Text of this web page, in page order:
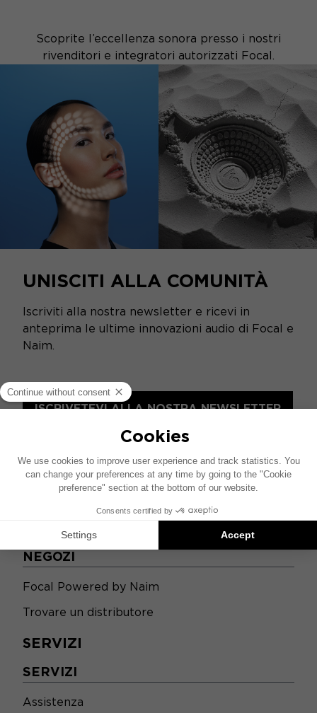
Scoprite l’eccellenza sonora presso i nostri
rivenditori e integratori autorizzati Focal.
UNISCITI ALLA COMUNITÀ
Iscriviti alla nostra newsletter e ricevi in
anteprima le ultime innovazioni audio di Focal e
Naim.
ISCRIVETEVI ALLA NOSTRA NEWSLETTER
NEGOZI
NEGOZI
Focal Powered by Naim
Trovare un distributore
SERVIZI
SERVIZI
Assistenza